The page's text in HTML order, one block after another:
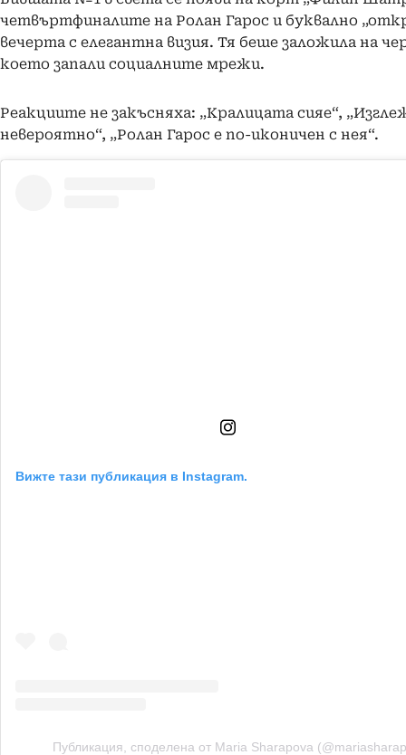
четвъртфиналите на Ролан Гарос и буквално
вечерта с елегантна визия. Тя беше заложила на
което запали социалните мрежи.
Реакциите не закъсняха: „Кралицата сияе“,
невероятно“, „Ролан Гарос е по-иконичен с нея“.
Вижте тази публикация в Instagram.
Публикация, споделена от Maria Sharapova